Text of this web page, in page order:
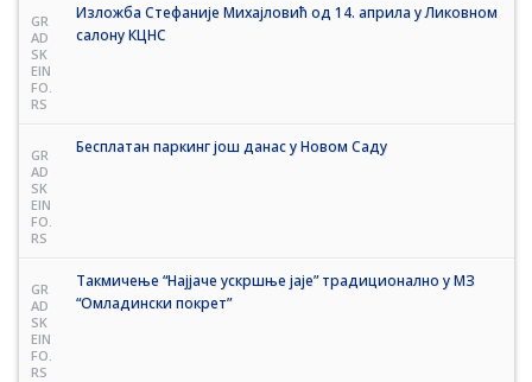
GR
AD
SK
EIN
FO.
RS
Изложба Стефаније Михајловић од 14. априла у Ликовном
салону КЦНС
GR
AD
SK
EIN
FO.
RS
Бесплатан паркинг још данас у Новом Саду
GR
AD
SK
EIN
FO.
RS
Такмичење “Најјаче ускршње јаје” традиционално у МЗ
“Омладински покрет”